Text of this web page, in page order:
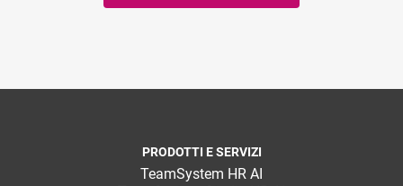
PRODOTTI E SERVIZI
TeamSystem HR AI